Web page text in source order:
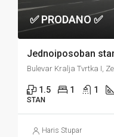
✅ PRODANO ✅
Bulevar Kralja Tvrtka I,
1.5 1 1
STAN
Haris Stupar